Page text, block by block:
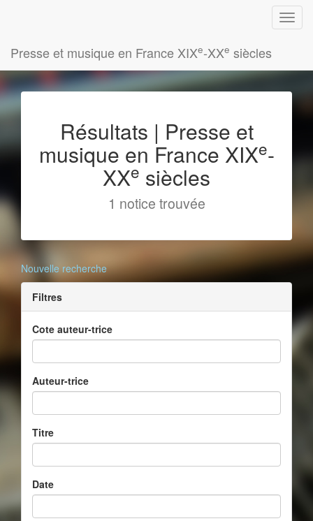
Presse et musique en France XIXe-XXe siècles
Résultats | Presse et
musique en France XIXe-
XXe siècles
1 notice trouvée
Nouvelle recherche
Filtres
Cote auteur-trice
Auteur-trice
Titre
Date